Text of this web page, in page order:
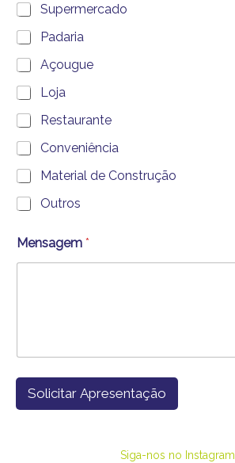
Supermercado
Padaria
Açougue
Loja
Restaurante
Conveniência
Material de Construção
Outros
Mensagem *
Solicitar Apresentação
Siga-nos no Instagram